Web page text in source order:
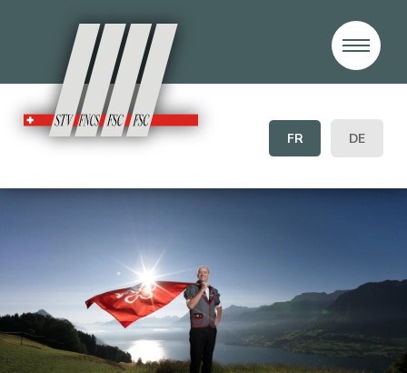
FR DE